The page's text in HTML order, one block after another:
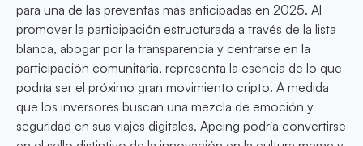
para una de las preventas más anticipadas en 2025. Al
promover la participación estructurada a través de la lista
blanca, abogar por la transparencia y centrarse en la
participación comunitaria, representa la esencia de lo que
podría ser el próximo gran movimiento cripto. A medida
que los inversores buscan una mezcla de emoción y
seguridad en sus viajes digitales, Apeing podría convertirse